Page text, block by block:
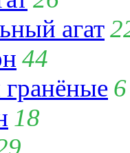
агат
44
6
18